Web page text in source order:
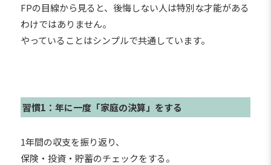
FPの目線から見ると、後悔しない人は特別な才能がある
わけではありません。
やっていることはシンプルで共通しています。
習慣1：年に一度「家庭の決算」をする
1年間の収支を振り返り、
保険・投資・貯蓄のチェックをする。